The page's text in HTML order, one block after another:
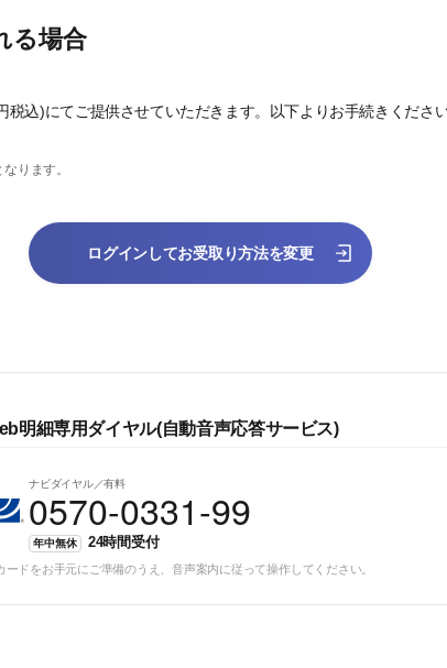
る場合
込)にてご提供させていただきます。以下よりお手続きください
ります。
ログインしてお受取り方法を変更
明細専用ダイヤル(自動音声応答サービス)
ナビダイヤル／有料
0570-0331-99
年中無休 24時間受付
ドをお手元にご準備のうえ、音声案内に従って操作してください。